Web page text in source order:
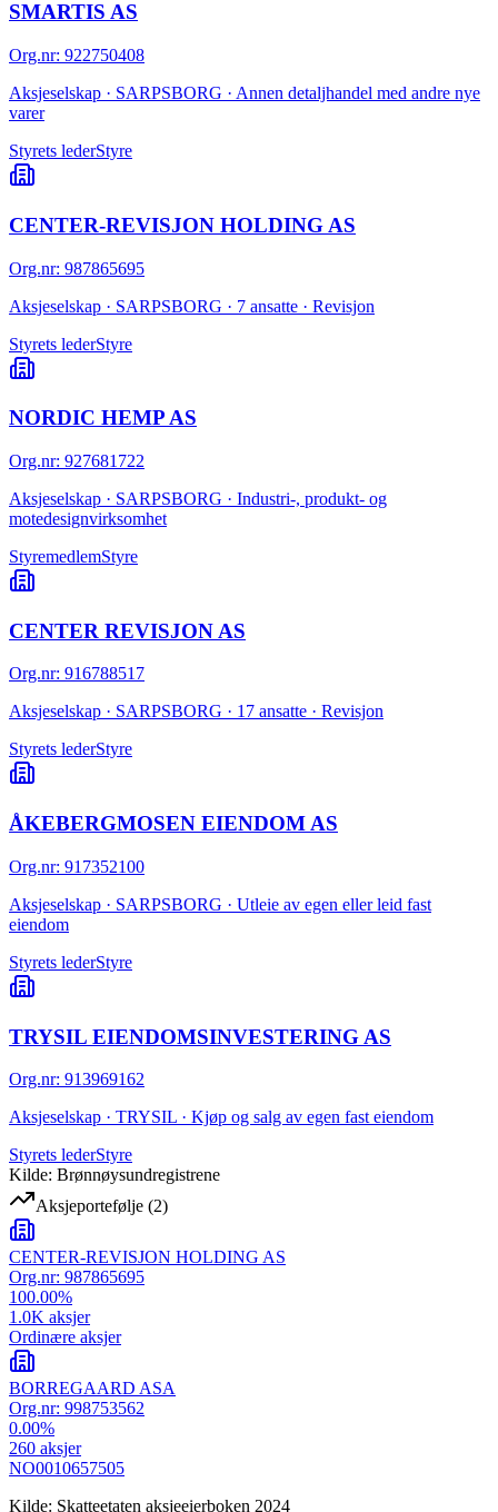
SMARTIS AS
Org.nr: 922750408
Aksjeselskap · SARPSBORG · Annen detaljhandel med andre nye
varer
Styrets lederStyre
CENTER-REVISJON HOLDING AS
Org.nr: 987865695
Aksjeselskap · SARPSBORG · 7 ansatte · Revisjon
Styrets lederStyre
NORDIC HEMP AS
Org.nr: 927681722
Aksjeselskap · SARPSBORG · Industri-, produkt- og
motedesignvirksomhet
StyremedlemStyre
CENTER REVISJON AS
Org.nr: 916788517
Aksjeselskap · SARPSBORG · 17 ansatte · Revisjon
Styrets lederStyre
ÅKEBERGMOSEN EIENDOM AS
Org.nr: 917352100
Aksjeselskap · SARPSBORG · Utleie av egen eller leid fast
eiendom
Styrets lederStyre
TRYSIL EIENDOMSINVESTERING AS
Org.nr: 913969162
Aksjeselskap · TRYSIL · Kjøp og salg av egen fast eiendom
Styrets lederStyre
Kilde: Brønnøysundregistrene
Aksjeportefølje (2)
CENTER-REVISJON HOLDING AS
Org.nr: 987865695
100.00%
1.0K aksjer
Ordinære aksjer
BORREGAARD ASA
Org.nr: 998753562
0.00%
260 aksjer
NO0010657505
Kilde: Skatteetaten aksjeeierboken 2024